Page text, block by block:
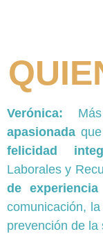
Verónica:
apasionada
felicidad
Laborales y
de experiencia
comunicación,
prevención de la